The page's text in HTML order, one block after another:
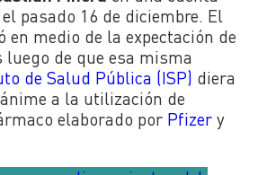
pasado 16 de diciembre. El
en medio de la expectación de
de que esa misma
de Salud Pública (ISP) diera
a la utilización de
elaborado por Pfizer y